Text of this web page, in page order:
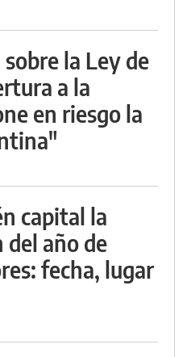
la Ley de
a la
en riesgo la
capital la
del año de
fecha, lugar